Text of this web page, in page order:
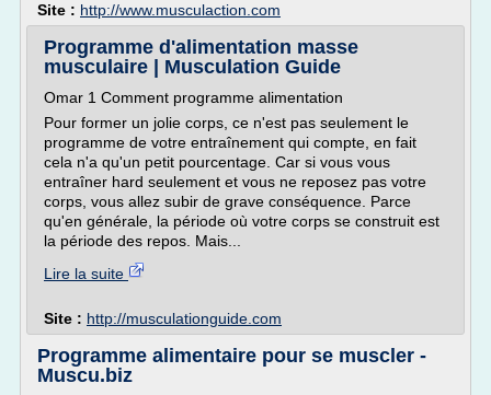
Site : http://www.musculaction.com
Programme d'alimentation masse
musculaire | Musculation Guide
Omar 1 Comment programme alimentation
Pour former un jolie corps, ce n'est pas seulement le
programme de votre entraînement qui compte, en fait
cela n'a qu'un petit pourcentage. Car si vous vous
entraîner hard seulement et vous ne reposez pas votre
corps, vous allez subir de grave conséquence. Parce
qu'en générale, la période où votre corps se construit est
la période des repos. Mais...
Lire la suite
Site : http://musculationguide.com
Programme alimentaire pour se muscler -
Muscu.biz